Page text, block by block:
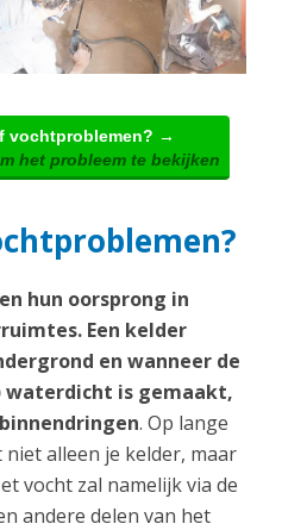
vochtproblemen? →
het probleem te bekijken
hun oorsprong in
Een kelder
en wanneer de
waterdicht is gemaakt,
. Op lange
alleen je kelder, maar
vocht zal namelijk via de
andere delen van het